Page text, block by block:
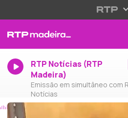
RTP Notícias (RTP
Madeira)
Emissão em simultâneo com
Notícias